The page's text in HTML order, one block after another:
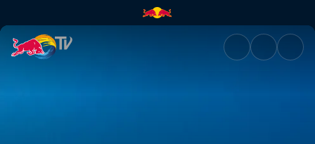
Kolumbien | Red Bull TV